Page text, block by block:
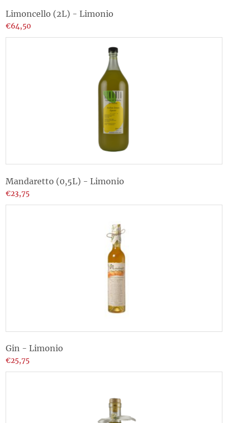
Limoncello (2L) - Limonio
€64,50
Mandaretto (0,5L) - Limonio
€23,75
Gin - Limonio
€25,75